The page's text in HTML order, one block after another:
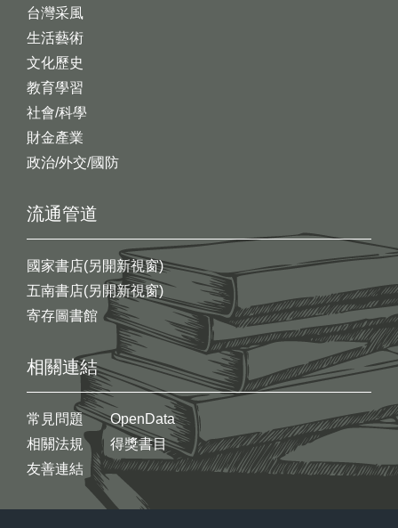
台灣采風
生活藝術
文化歷史
教育學習
社會/科學
財金產業
政治/外交/國防
流通管道
國家書店(另開新視窗)
五南書店(另開新視窗)
寄存圖書館
相關連結
常見問題
相關法規
友善連結
OpenData
得獎書目